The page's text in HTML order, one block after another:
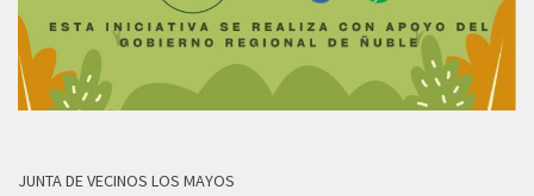
JUNTA DE VECINOS LOS MAYOS